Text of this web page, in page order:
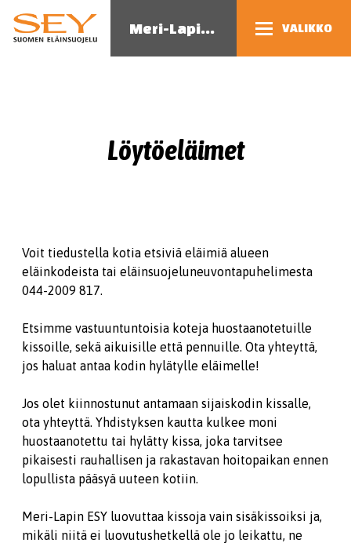
Meri-Lapin eläinsuojeluyhdistys VALIKKO
Löytöeläimet
Voit tiedustella kotia etsiviä eläimiä alueen
eläinkodeista tai eläinsuojeluneuvontapuhelimesta
044-2009 817.
Etsimme vastuuntuntoisia koteja huostaanotetuille
kissoille, sekä aikuisille että pennuille. Ota yhteyttä,
jos haluat antaa kodin hylätylle eläimelle!
Jos olet kiinnostunut antamaan sijaiskodin kissalle,
ota yhteyttä. Yhdistyksen kautta kulkee moni
huostaanotettu tai hylätty kissa, joka tarvitsee
pikaisesti rauhallisen ja rakastavan hoitopaikan ennen
lopullista pääsyä uuteen kotiin.
Meri-Lapin ESY luovuttaa kissoja vain sisäkissoiksi ja,
mikäli niitä ei luovutushetkellä ole jo leikattu, ne